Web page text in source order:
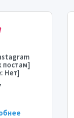
постам]
Нет]
[Время